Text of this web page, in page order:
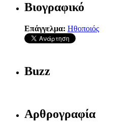
Βιογραφικό
Επάγγελμα: Ηθοποιός
Buzz
Αρθρογραφία